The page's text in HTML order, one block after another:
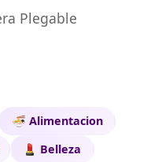
Plegable
🍜 Alimentacion
💄 Belleza